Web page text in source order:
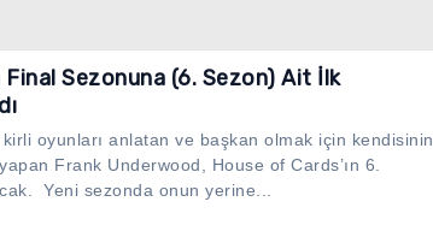
Final Sezonuna (6. Sezon) Ait İlk
oyunları anlatan ve başkan olmak için kendisinin
Frank Underwood, House of Cards’ın 6.
Yeni sezonda onun yerine...